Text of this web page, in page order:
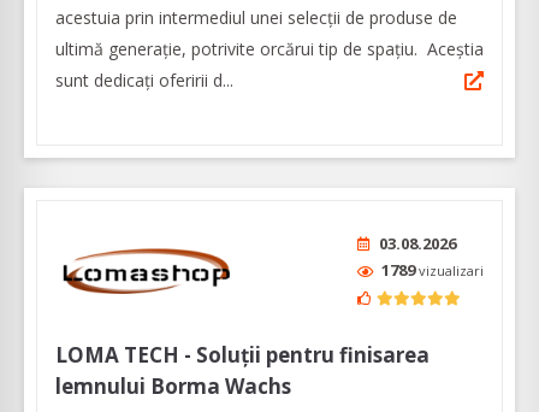
acestuia prin intermediul unei selecţii de produse de
ultimă generaţie, potrivite orcărui tip de spaţiu. Aceștia
sunt dedicați oferirii d...
03.08.2026
1789vizualizari
LOMA TECH - Soluții pentru finisarea
lemnului Borma Wachs